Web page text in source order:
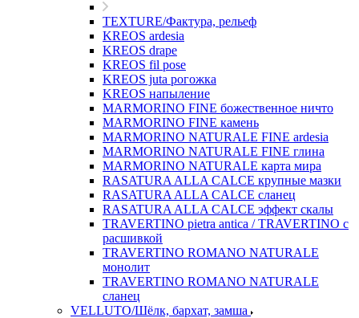
TEXTURE/Фактура, рельеф
KREOS ardesia
KREOS drape
KREOS fil pose
KREOS juta рогожка
KREOS напыление
MARMORINO FINE божественное ничто
MARMORINO FINE камень
MARMORINO NATURALE FINE ardesia
MARMORINO NATURALE FINE глина
MARMORINO NATURALE карта мира
RASATURA ALLA CALCE крупные мазки
RASATURA ALLA CALCE сланец
RASATURA ALLA CALCE эффект скалы
TRAVERTINO pietra antica / TRAVERTINO с
расшивкой
TRAVERTINO ROMANO NATURALE
монолит
TRAVERTINO ROMANO NATURALE
сланец
VELLUTO/Шёлк, бархат, замша